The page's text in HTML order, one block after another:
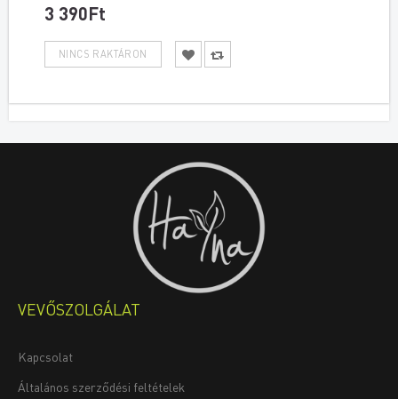
3 390Ft
VEVŐSZOLGÁLAT
Kapcsolat
Általános szerződési feltételek